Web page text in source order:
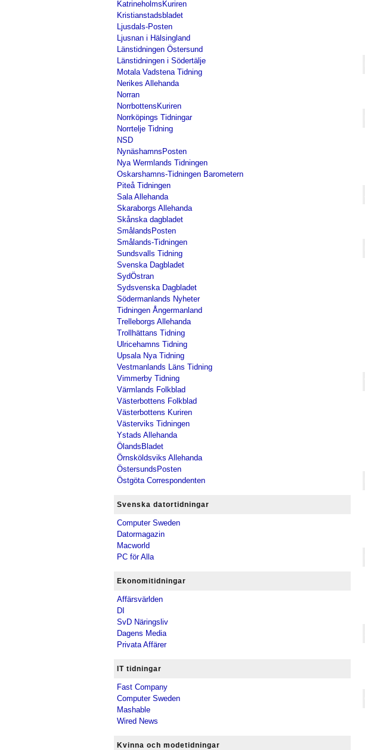
KatrineholmsKuriren
Kristianstadsbladet
Ljusdals-Posten
Ljusnan i Hälsingland
Länstidningen Östersund
Länstidningen i Södertälje
Motala Vadstena Tidning
Nerikes Allehanda
Norran
NorrbottensKuriren
Norrköpings Tidningar
Norrtelje Tidning
NSD
NynäshamnsPosten
Nya Wermlands Tidningen
Oskarshamns-Tidningen Barometern
Piteå Tidningen
Sala Allehanda
Skaraborgs Allehanda
Skånska dagbladet
SmålandsPosten
Smålands-Tidningen
Sundsvalls Tidning
Svenska Dagbladet
SydÖstran
Sydsvenska Dagbladet
Södermanlands Nyheter
Tidningen Ångermanland
Trelleborgs Allehanda
Trollhättans Tidning
Ulricehamns Tidning
Upsala Nya Tidning
Vestmanlands Läns Tidning
Vimmerby Tidning
Värmlands Folkblad
Västerbottens Folkblad
Västerbottens Kuriren
Västerviks Tidningen
Ystads Allehanda
ÖlandsBladet
Örnsköldsviks Allehanda
ÖstersundsPosten
Östgöta Correspondenten
Svenska datortidningar
Computer Sweden
Datormagazin
Macworld
PC för Alla
Ekonomitidningar
Affärsvärlden
DI
SvD Näringsliv
Dagens Media
Privata Affärer
IT tidningar
Fast Company
Computer Sweden
Mashable
Wired News
Kvinna och modetidningar